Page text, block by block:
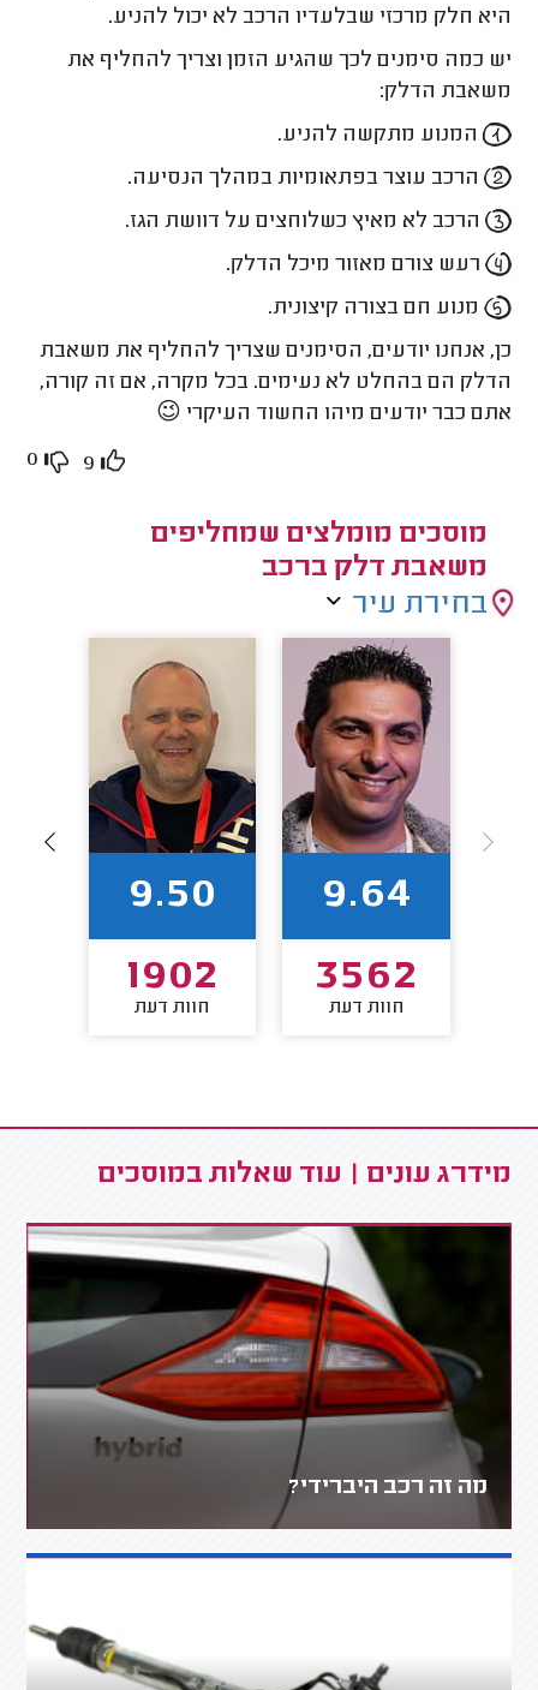
היא חלק מרכזי שבלעדיו הרכב לא יכול להניע.
יש כמה סימנים לכך שהגיע הזמן וצריך להחליף את
משאבת הדלק:
המנוע מתקשה להניע.
הרכב עוצר בפתאומיות במהלך הנסיעה.
הרכב לא מאיץ כשלוחצים על דוושת הגז.
רעש צורם מאזור מיכל הדלק.
מנוע חם בצורה קיצונית.
כן, אנחנו יודעים, הסימנים שצריך להחליף את משאבת
הדלק הם בהחלט לא נעימים. בכל מקרה, אם זה קורה,
אתם כבר יודעים מיהו החשוד העיקרי 😉
9
0
מוסכים מומלצים שמחליפים
משאבת דלק ברכב
בחירת עיר
9.64
3562
חוות דעת
9.50
1902
חוות דעת
מידרג עונים | עוד שאלות במוסכים
מה זה רכב היברידי?